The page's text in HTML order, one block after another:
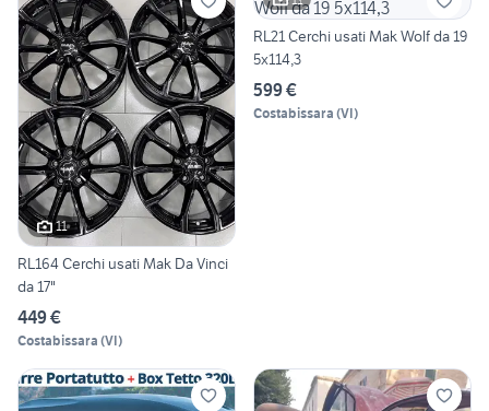
11
RL164 Cerchi usati Mak Da Vinci
da 17"
449 €
Costabissara (VI)
RL21 Cerchi usati Mak Wolf da 19
5x114,3
599 €
Costabissara (VI)